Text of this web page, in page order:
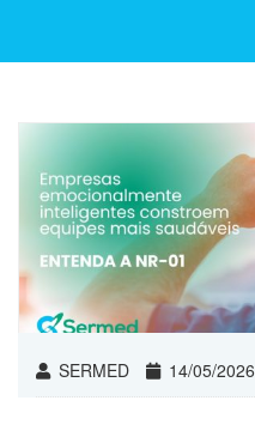
SERMED 14/05/2026